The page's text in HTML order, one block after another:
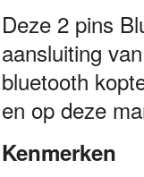
Deze 2 pins
aansluiting
bluetooth
en op deze
Kenmerken